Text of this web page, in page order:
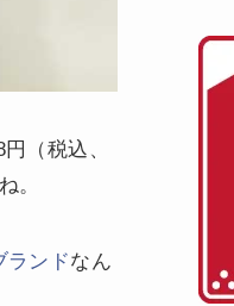
（税込、
。
ランドなん